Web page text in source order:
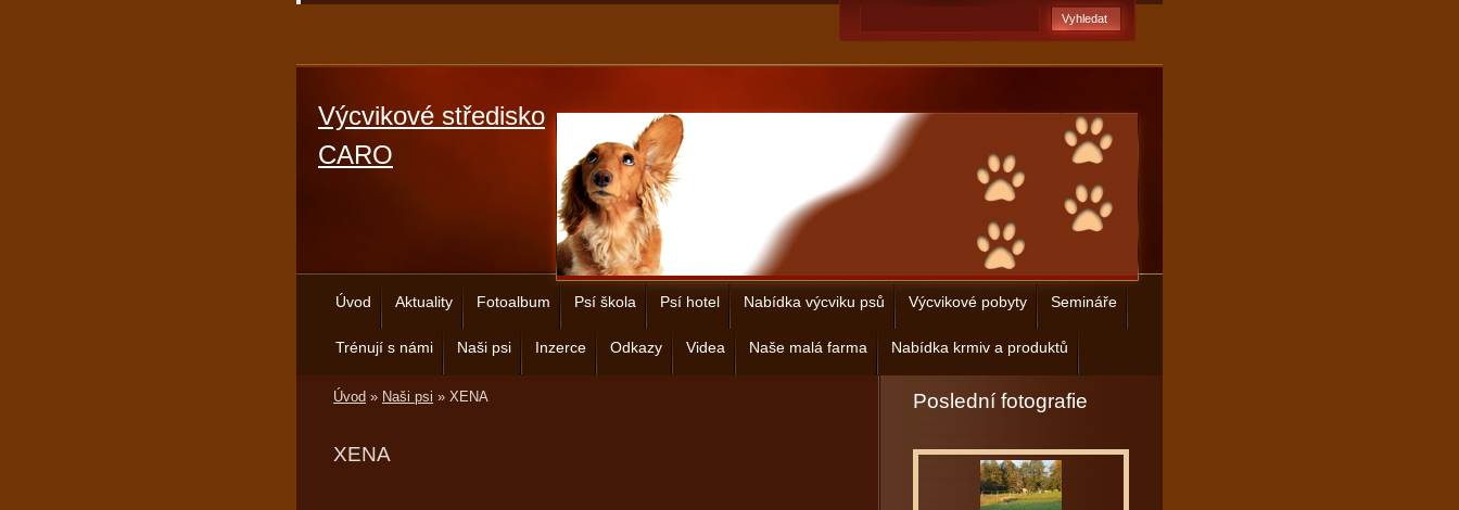
Výcvikové středisko
CARO
Úvod Aktuality Fotoalbum Psí škola Psí hotel Nabídka výcviku psů Výcvikové pobyty Semináře
Trénují s námi Naši psi Inzerce Odkazy Videa Naše malá farma Nabídka krmiv a produktů
Úvod » Naši psi » XENA
XENA
Poslední fotografie